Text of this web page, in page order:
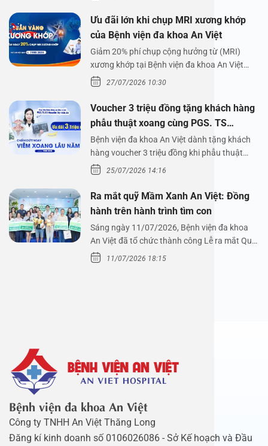
Ưu đãi lớn khi chụp MRI xương khớp
của Bệnh viện đa khoa An Việt
Giảm 20% phí chụp cộng hưởng từ (MRI)
xương khớp tại Bệnh viện đa khoa An Việt
Bệnh viện đa…
27/07/2026 10:30
Voucher 3 triệu đồng tặng khách hàng
phẫu thuật xoang cùng PGS. TS
Nguyễn Thị Hoài An
Bệnh viện đa khoa An Việt dành tặng khách
hàng voucher 3 triệu đồng khi phẫu thuật
xoang cùng PGS.…
25/07/2026 14:16
Ra mắt quỹ Mầm Xanh An Việt: Đồng
hành trên hành trình tìm con
Sáng ngày 11/07/2026, Bệnh viện đa khoa
An Việt đã tổ chức thành công Lễ ra mắt Quỹ
Mầm Xanh…
11/07/2026 18:15
Bệnh viện đa khoa An Việt
Công ty TNHH An Việt Thăng Long
Đăng kí kinh doanh số 0106026086 - Sở Kế hoạch và Đầu